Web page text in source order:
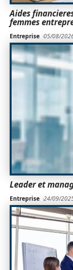
Aides
femmes
Entreprise 05/08/
Leader et
Entreprise 24/09/